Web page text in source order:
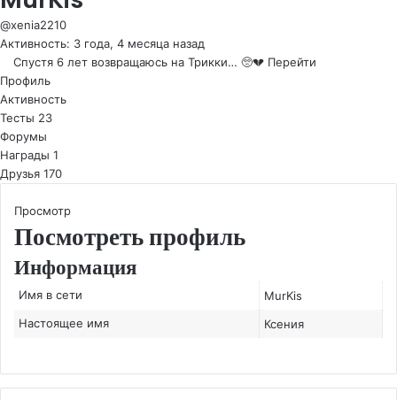
@xenia2210
Активность: 3 года, 4 месяца назад
Спустя 6 лет возвращаюсь на Трикки… 🥺💔 Перейти
Профиль
Активность
Тесты 23
Форумы
Награды 1
Друзья 170
Просмотр
Посмотреть профиль
Информация
Имя в сети
MurKis
Настоящее имя
Ксения